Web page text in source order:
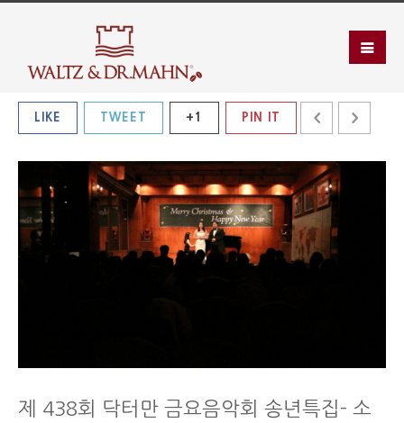
LIKE TWEET +1 PIN IT
제 438회 닥터만 금요음악회 송년특집- 소